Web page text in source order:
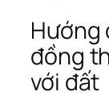
Hướng
đồng
với đất